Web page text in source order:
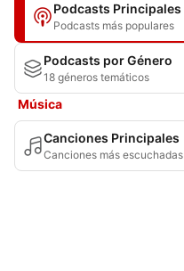
Podcasts Principales
Podcasts más populares
Podcasts por Género
18 géneros temáticos
Música
Canciones Principales
Canciones más escuchadas